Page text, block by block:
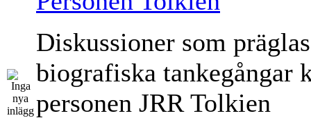
Diskussioner som
biografiska tankegångar
personen JRR Tolkien